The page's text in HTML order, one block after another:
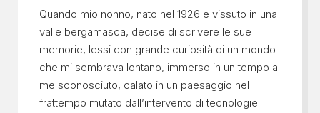
Quando mio nonno, nato nel 1926 e vissuto in una
valle bergamasca, decise di scrivere le sue
memorie, lessi con grande curiosità di un mondo
che mi sembrava lontano, immerso in un tempo a
me sconosciuto, calato in un paesaggio nel
frattempo mutato dall’intervento di tecnologie